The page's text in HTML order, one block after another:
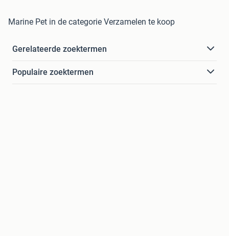
Marine Pet in de categorie Verzamelen te koop
Gerelateerde zoektermen
Populaire zoektermen